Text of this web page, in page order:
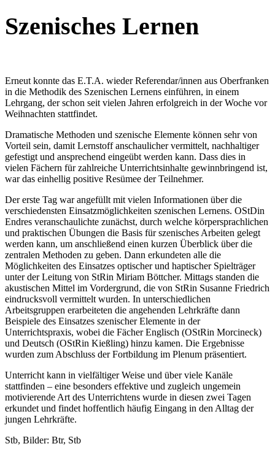
Szenisches Lernen
Erneut konnte das E.T.A. wieder Referendar/innen aus Oberfranken
in die Methodik des Szenischen Lernens einführen, in einem
Lehrgang, der schon seit vielen Jahren erfolgreich in der Woche vor
Weihnachten stattfindet.
Dramatische Methoden und szenische Elemente können sehr von
Vorteil sein, damit Lernstoff anschaulicher vermittelt, nachhaltiger
gefestigt und ansprechend eingeübt werden kann. Dass dies in
vielen Fächern für zahlreiche Unterrichtsinhalte gewinnbringend ist,
war das einhellig positive Resümee der Teilnehmer.
Der erste Tag war angefüllt mit vielen Informationen über die
verschiedensten Einsatzmöglichkeiten szenischen Lernens. OStDin
Endres veranschaulichte zunächst, durch welche körpersprachlichen
und praktischen Übungen die Basis für szenisches Arbeiten gelegt
werden kann, um anschließend einen kurzen Überblick über die
zentralen Methoden zu geben. Dann erkundeten alle die
Möglichkeiten des Einsatzes optischer und haptischer Spielträger
unter der Leitung von StRin Miriam Böttcher. Mittags standen die
akustischen Mittel im Vordergrund, die von StRin Susanne Friedrich
eindrucksvoll vermittelt wurden. In unterschiedlichen
Arbeitsgruppen erarbeiteten die angehenden Lehrkräfte dann
Beispiele des Einsatzes szenischer Elemente in der
Unterrichtspraxis, wobei die Fächer Englisch (OStRin Morcineck)
und Deutsch (OStRin Kießling) hinzu kamen. Die Ergebnisse
wurden zum Abschluss der Fortbildung im Plenum präsentiert.
Unterricht kann in vielfältiger Weise und über viele Kanäle
stattfinden – eine besonders effektive und zugleich ungemein
motivierende Art des Unterrichtens wurde in diesen zwei Tagen
erkundet und findet hoffentlich häufig Eingang in den Alltag der
jungen Lehrkräfte.
Stb, Bilder: Btr, Stb